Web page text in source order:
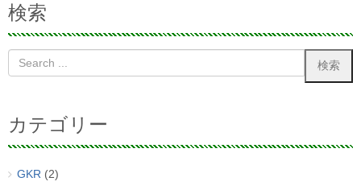
検索
カテゴリー
GKR (2)